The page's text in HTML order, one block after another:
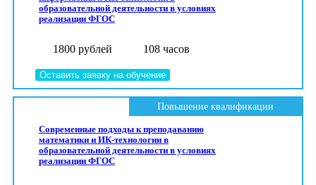
образовательной деятельности в условиях
реализации ФГОС
1800 рублей 108 часов
Оставить заявку на обучение
Современные подходы к преподаванию
математики и ИК-технологии в
образовательной деятельности в условиях
реализации ФГОС
Повышение квалификации